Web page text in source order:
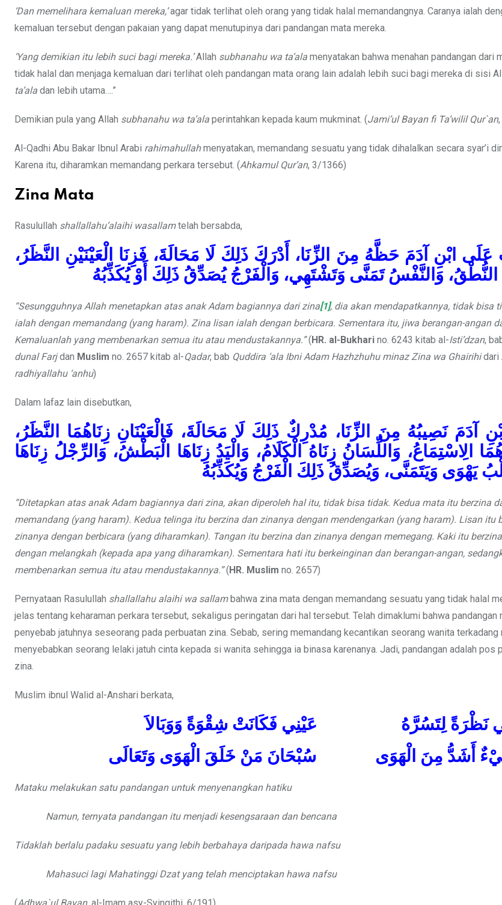
‘Dan memelihara kemaluan mereka,’agar tidak terlihat oleh orang yang tidak halal memandangnya. Caranya ialah
kemaluan tersebut dengan pakaian yang dapat menutupinya dari pandangan mata mereka.
‘Yang demikian itu lebih suci bagi mereka.’Allah subhanahu wa ta’ala menyatakan bahwa menahan pandangan dari
tidak halal dan menjaga kemaluan dari terlihat oleh pandangan mata orang lain adalah lebih suci bagi mereka di sisi
ta’ala dan lebih utama….”
Demikian pula yang Allah subhanahu wa ta’ala perintahkan kepada kaum mukminat. (Jami’ul Bayan fi Ta’wilil Qur`an
Al-Qadhi Abu Bakar Ibnul Arabi rahimahullahmenyatakan, memandang sesuatu yang tidak dihalalkan secara syar’i
Karena itu, diharamkan memandang perkara tersebut. (Ahkamul Qur’an, 3/1366)
Zina Mata
Rasulullah shallallahu’alaihi wasallamtelah bersabda,
عَلَى ابْنِ آدَمَ حَظَّهُ مِنَ الزِّنَا، أَدْرَكَ ذَلِكَ لَا مَحَالَةَ، فَزِنَا الْعَيْنَيْنِ النَّظَرُ،
النُّطْقُ، وَالنَّفْسُ تَمَنَّى وَتَشْتَهِي، وَالْفَرْجُ يُصَدِّقُ ذَلِكَ أَوْ يُكَذِّبُهُ
“Sesungguhnya Allah menetapkan atas anak Adam bagiannya dari zina[1], dia akan mendapatkannya, tidak bisa
ialah dengan memandang (yang haram). Zina lisan ialah dengan berbicara. Sementara itu, jiwa berangan-angan
Kemaluanlah yang membenarkan semua itu atau mendustakannya.”( HR. al-Bukhari no. 6243 kitab al-Isti’dzan,
dunal Farjdan Muslim no. 2657 kitab al-Qadar, bab Quddira ‘ala Ibni Adam Hazhzhuhu minaz Zina wa Ghairihidari
radhiyallahu ‘anhu)
Dalam lafaz lain disebutkan,
آدَمَ نَصِيبُهُ مِنَ الزِّنَا، مُدْرِكٌ ذَلِكَ لَا مَحَالَةَ، فَالْعَيْنَانِ زِنَاهُمَا النَّظَرُ،
الِاسْتِمَاعُ، وَاللِّسَانُ زِنَاهُ الْكَلَامُ، وَالْيَدُ زِنَاهَا الْبَطْشُ، وَالرِّجْلُ زِنَاهَا
يَهْوَى وَيَتَمَنَّى، وَيُصَدِّقُ ذَلِكَ الْفَرْجُ وَيُكَذِّبُهُ
“Ditetapkan atas anak Adam bagiannya dari zina, akan diperoleh hal itu, tidak bisa tidak. Kedua mata itu berzina
memandang (yang haram). Kedua telinga itu berzina dan zinanya dengan mendengarkan (yang haram). Lisan itu
zinanya dengan berbicara (yang diharamkan). Tangan itu berzina dan zinanya dengan memegang. Kaki itu
dengan melangkah (kepada apa yang diharamkan). Sementara hati itu berkeinginan dan berangan-angan,
membenarkan semua itu atau mendustakannya.”( HR. Muslim no. 2657)
Pernyataan Rasulullah shallallahu alaihi wa sallambahwa zina mata dengan memandang sesuatu yang tidak halal
jelas tentang keharaman perkara tersebut, sekaligus peringatan dari hal tersebut. Telah dimaklumi bahwa pandangan
penyebab jatuhnya seseorang pada perbuatan zina. Sebab, sering memandang kecantikan seorang wanita
menyebabkan seorang lelaki jatuh cinta kepada si wanita sehingga ia binasa karenanya. Jadi, pandangan adalah pos
zina.
Muslim ibnul Walid al-Anshari berkata,
نَظْرَةً لِتَسُرَّهُ عَيْنِي فَكَانَتْ شِقْوَةً وَوَبَالاَ
أَشَدُّ مِنَ الْهَوَى سُبْحَانَ مَنْ خَلَقَ الْهَوَى وَتَعَالَى
Mataku melakukan satu pandangan untuk menyenangkan hatiku
Namun, ternyata pandangan itu menjadi kesengsaraan dan bencana
Tidaklah berlalu padaku sesuatu yang lebih berbahaya daripada hawa nafsu
Mahasuci lagi Mahatinggi Dzat yang telah menciptakan hawa nafsu